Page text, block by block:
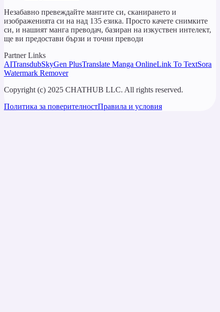
Незабавно превеждайте мангите си, сканирането и
изображенията си на над 135 езика. Просто качете снимките
си, и нашият манга преводач, базиран на изкуствен интелект,
ще ви предостави бързи и точни преводи
Partner Links
AITransdubSkyGen PlusTranslate Manga OnlineLink To TextSora
Watermark Remover
Copyright (c) 2025 CHATHUB LLC. All rights reserved.
Политика за поверителностПравила и условия